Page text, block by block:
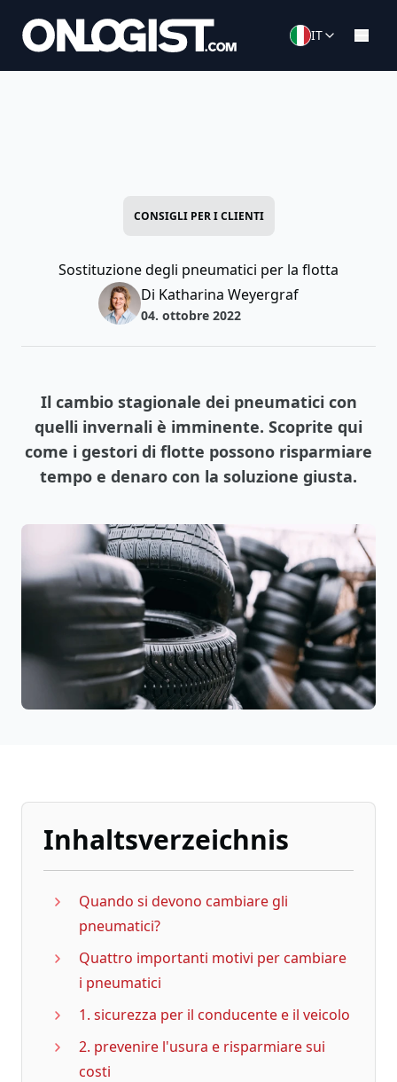
IT
CONSIGLI PER I CLIENTI
Sostituzione degli pneumatici per la flotta
Di Katharina Weyergraf
04. ottobre 2022
Il cambio stagionale dei pneumatici con
quelli invernali è imminente. Scoprite qui
come i gestori di flotte possono risparmiare
tempo e denaro con la soluzione giusta.
Inhaltsverzeichnis
Quando si devono cambiare gli
pneumatici?
Quattro importanti motivi per cambiare
i pneumatici
1. sicurezza per il conducente e il veicolo
2. prevenire l'usura e risparmiare sui
costi